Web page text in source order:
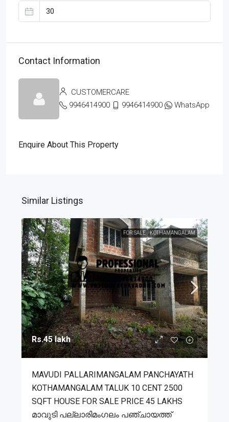
Contact Information
CUSTOMERCARE
9946414900
9946414900 WhatsApp
Enquire About This Property
Similar Listings
FOR SALE KOTHAMANGALAM
Rs.45 lakh
MAVUDI PALLARIMANGALAM PANCHAYATH
KOTHAMANGALAM TALUK 10 CENT 2500
SQFT HOUSE FOR SALE PRICE 45 LAKHS
മാവുടി പല്ലാരിമംഗലം പഞ്ചായത്ത്